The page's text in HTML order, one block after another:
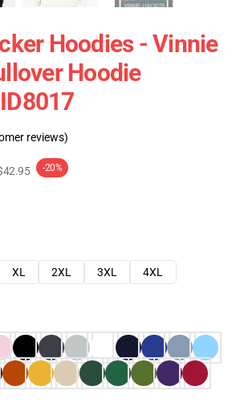
Hoodies - Vinnie
Hoodie
reviews)
-20%
XL 2XL 3XL
4XL